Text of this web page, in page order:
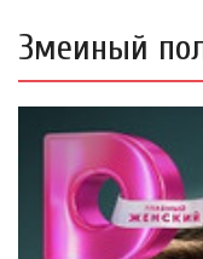
Змеиный